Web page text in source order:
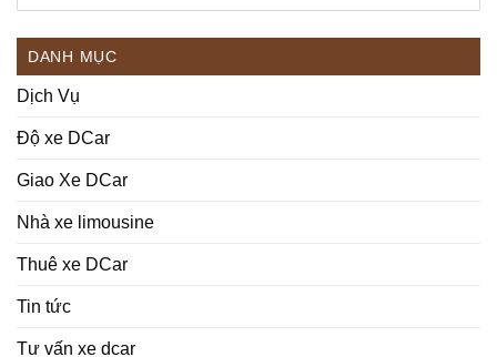
DANH MỤC
Dịch Vụ
Độ xe DCar
Giao Xe DCar
Nhà xe limousine
Thuê xe DCar
Tin tức
Tư vấn xe dcar